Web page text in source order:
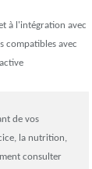
à l'intégration avec
compatibles avec
de vos
la nutrition,
consulter